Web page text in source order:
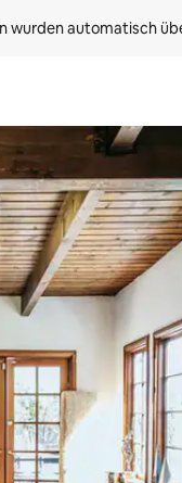
wurden automatisch
und unten oder